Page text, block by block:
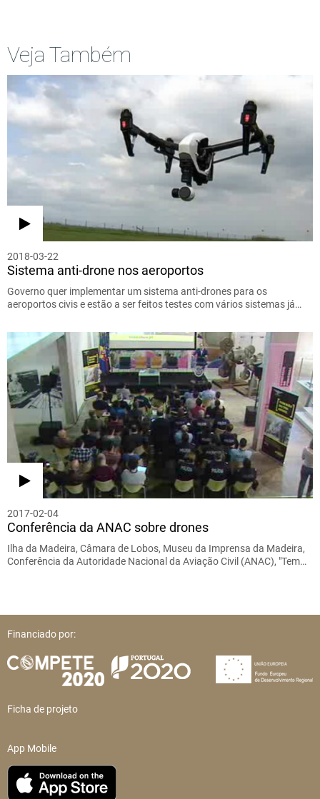
Veja Também
2018-03-22
Sistema anti-drone nos aeroportos
Governo quer implementar um sistema anti-drones para os
aeroportos civis e estão a ser feitos testes com vários sistemas já…
2017-02-04
Conferência da ANAC sobre drones
Ilha da Madeira, Câmara de Lobos, Museu da Imprensa da Madeira,
Conferência da Autoridade Nacional da Aviação Civil (ANAC), "Tem…
Financiado por:
Ficha de projeto
App Mobile